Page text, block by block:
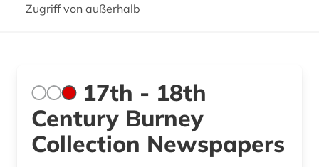
Zugriff von außerhalb
17th - 18th
Century Burney
Collection Newspapers